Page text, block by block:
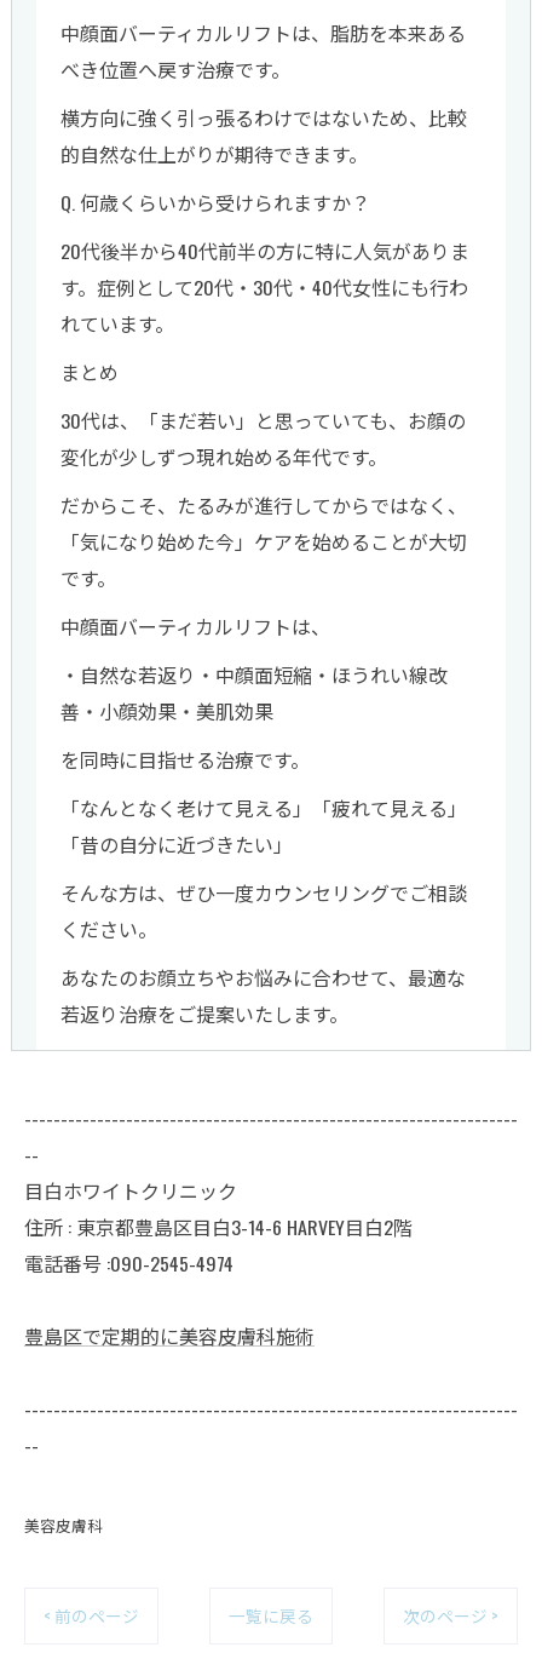
中顔面バーティカルリフトは、脂肪を本来ある
べき位置へ戻す治療です。
横方向に強く引っ張るわけではないため、比較
的自然な仕上がりが期待できます。
Q. 何歳くらいから受けられますか？
20代後半から40代前半の方に特に人気がありま
す。症例として20代・30代・40代女性にも行わ
れています。
まとめ
30代は、「まだ若い」と思っていても、お顔の
変化が少しずつ現れ始める年代です。
だからこそ、たるみが進行してからではなく、
「気になり始めた今」ケアを始めることが大切
です。
中顔面バーティカルリフトは、
・自然な若返り・中顔面短縮・ほうれい線改
善・小顔効果・美肌効果
を同時に目指せる治療です。
「なんとなく老けて見える」「疲れて見える」
「昔の自分に近づきたい」
そんな方は、ぜひ一度カウンセリングでご相談
ください。
あなたのお顔立ちやお悩みに合わせて、最適な
若返り治療をご提案いたします。
--------------------------------------------------------------------
--
目白ホワイトクリニック
住所 : 東京都豊島区目白3-14-6 HARVEY目白2階
電話番号 :090-2545-4974
豊島区で定期的に美容皮膚科施術
--------------------------------------------------------------------
--
美容皮膚科
< 前のページ 一覧に戻る 次のページ >